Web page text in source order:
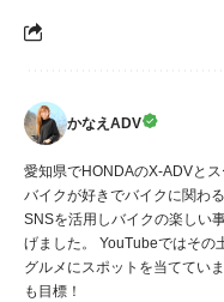
かなえADV
愛知県でHONDAのX-ADVと
バイクが好きでバイクに関わ
SNSを活用しバイクの楽しい
げました。 YouTubeではその
グルメにスポットを当ててい
も目標！